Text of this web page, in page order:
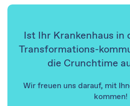
Ist Ihr Krankenhaus in
Transformations-
die Crunchtime
Wir freuen uns darauf, mit
kommen!